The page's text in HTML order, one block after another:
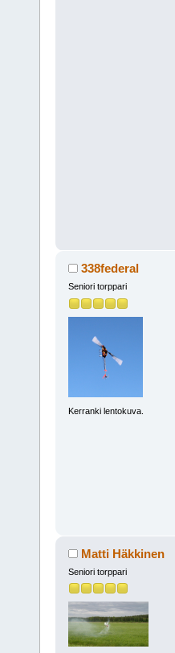
338federal
Seniori torppari
Kerranki lentokuva.
Matti Häkkinen
Seniori torppari